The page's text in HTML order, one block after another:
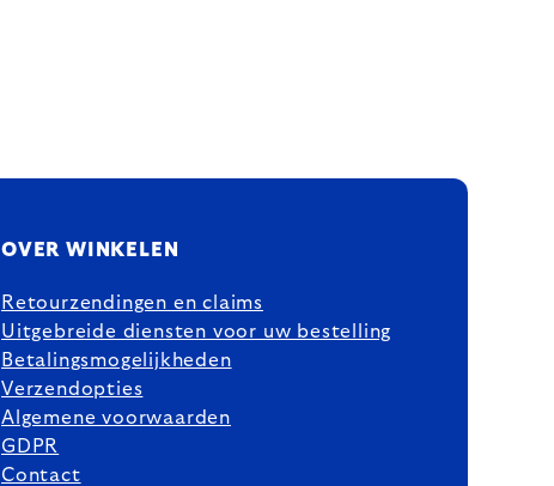
OVER WINKELEN
Retourzendingen en claims
Uitgebreide diensten voor uw bestelling
Betalingsmogelijkheden
Verzendopties
Algemene voorwaarden
GDPR
Contact